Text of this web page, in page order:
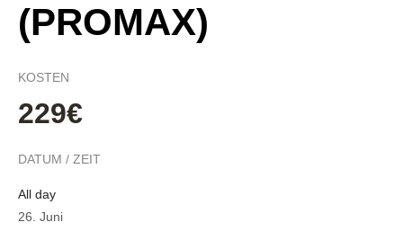
(PROMAX)
KOSTEN
229€
DATUM / ZEIT
All day
26. Juni